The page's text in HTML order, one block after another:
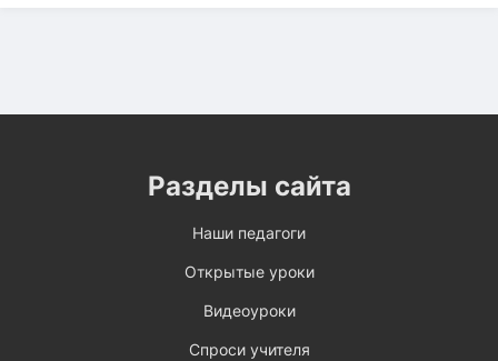
Разделы сайта
Наши педагоги
Открытые уроки
Видеоуроки
Спроси учителя